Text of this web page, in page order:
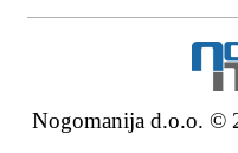
Nogomanija d.o.o. ©